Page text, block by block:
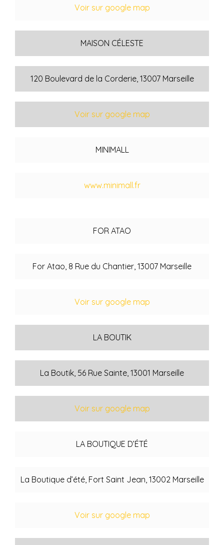
Voir sur google map
MAISON CÉLESTE
120 Boulevard de la Corderie, 13007 Marseille
Voir sur google map
MINIMALL
www.minimall.fr
FOR ATAO
For Atao, 8 Rue du Chantier, 13007 Marseille
Voir sur google map
LA BOUTIK
La Boutik, 56 Rue Sainte, 13001 Marseille
Voir sur google map
LA BOUTIQUE D’ÉTÉ
La Boutique d’été, Fort Saint Jean, 13002 Marseille
Voir sur google map